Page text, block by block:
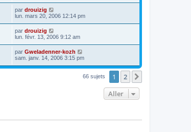
par drouizig
lun. mars 20, 2006 12:14 pm
par drouizig
lun. févr. 13, 2006 9:12 am
par Gweladenner-kozh
sam. janv. 14, 2006 3:15 pm
66 sujets 1 2
Aller